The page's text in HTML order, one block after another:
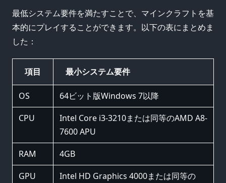
最低システム要件を満たすことで、マインクラフトを基
本的にプレイすることができます。以下の表にまとめま
した：
項目 最小システム要件
OS
64ビット版Windows 7以降
CPU
Intel Core i3-3210または同等のAMD A8-
7600 APU
RAM
4GB
GPU
Intel HD Graphics 4000または同等の